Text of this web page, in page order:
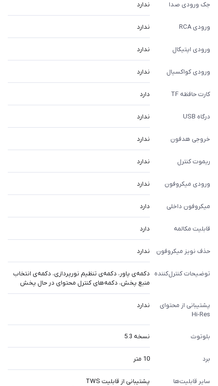
جک ورودی صدا ندارد
ورودی RCA ندارد
ورودی اپتیکال ندارد
ورودی کواکسیال ندارد
کارت حافظه TF دارد
درگاه USB ندارد
خروجی هدفون ندارد
ریموت کنترل ندارد
ورودی میکروفون ندارد
میکروفون داخلی دارد
قابلیت مکالمه دارد
حذف نویز میکروفون ندارد
توضیحات کنترل‌کننده
دکمه‌ی پاور، دکمه‌ی تنظیم نورپردازی، دکمه‌ی انتخاب
منبع پخش، دکمه‌های کنترل محتوای در حال پخش
پشتیبانی از محتوای
Hi-Res
ندارد
بلوتوث نسخه 5.3
برد 10 متر
سایر قابلیت‌ها
پشتیبانی از قابلیت TWS